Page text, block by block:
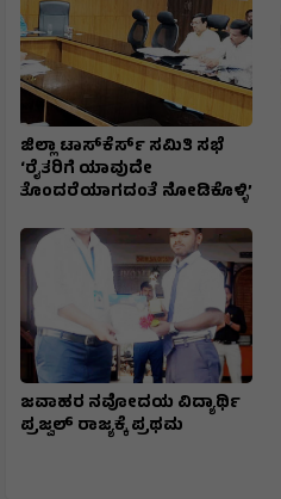
ಜಿಲ್ಲಾ ಟಾಸ್‌‌ಕೆರ್ಸ್ ಸಮಿತಿ ಸಭೆ
‘ರೈತರಿಗೆ ಯಾವುದೇ
ತೊಂದರೆಯಾಗದಂತೆ ನೋಡಿಕೊಳ್ಳಿ’
ಜವಾಹರ ನವೋದಯ ವಿದ್ಯಾರ್ಥಿ
ಪ್ರಜ್ವಲ್ ರಾಜ್ಯಕ್ಕೆ ಪ್ರಥಮ